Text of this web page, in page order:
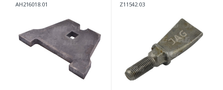
AH216018.01 Z11542.03